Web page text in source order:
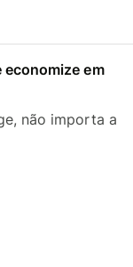
economize em
não importa a